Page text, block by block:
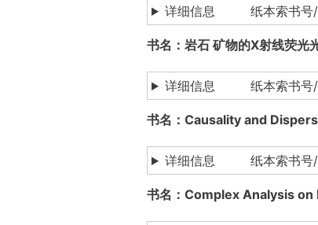
详细信息 纸本索书号/电
书名：岩石 矿物的X射线
详细信息 纸本索书号/
书名：Causality and
详细信息 纸本索书号/
书名：Complex Analysis